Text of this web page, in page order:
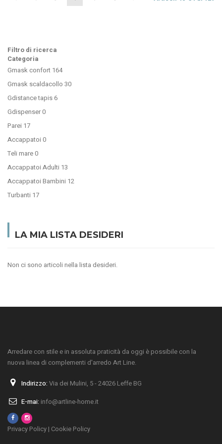
stai
Filtro di ricerca
Categoria
Gmask confort 164
Gmask scaldacollo 30
Gdistance tapis6
Gdispenser0
Parei 17
Accappatoi 0
Teli mare0
Accappatoi Adulti 13
Accappatoi Bambini 12
Turbanti 17
LA MIA LISTA DESIDERI
Non ci sono articoli nella lista desideri.
Arredare con stile e in assoluta praticità da oggi è possibile con la
nuova linea di complementi d'arredo Art Line.
Indirizzo: Via dei Mulini, 5 - 24026 Leffe BG
E-mai: info@artline-home.it
Privacy Policy | Cookie Policy